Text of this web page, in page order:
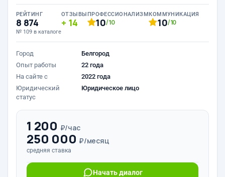
РЕЙТИНГ
8 874
№ 109 в каталоге
ОТЗЫВЫ
14
ПРОФЕССИОНАЛИЗМ
10/10
КОММУНИКАЦИЯ
10/10
Город
Белгород
Опыт работы
22 года
На сайте с
2022 года
Юридический
статус
Юридическое лицо
1 200 ₽/час
250 000 ₽/месяц
средняя ставка
Начать диалог